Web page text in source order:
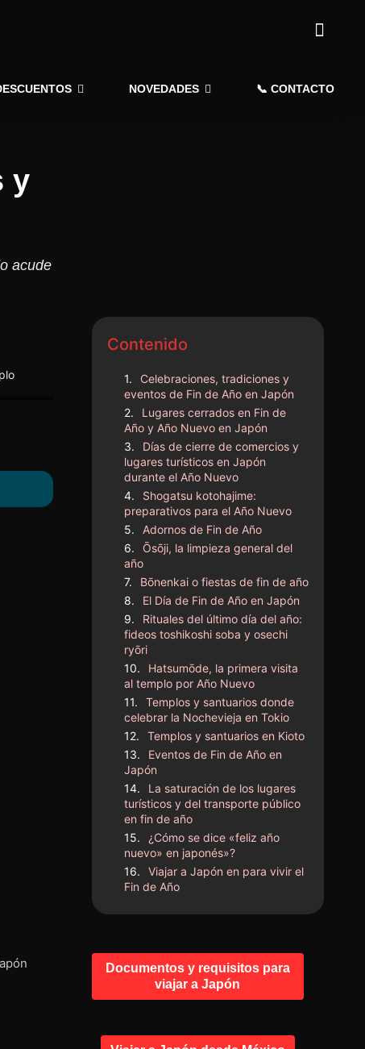
NOVEDADES 📞 CONTACTO
y
acude
Contenido
Celebraciones, tradiciones y
eventos de Fin de Año en Japón
Lugares cerrados en Fin de
Año y Año Nuevo en Japón
Días de cierre de comercios y
lugares turísticos en Japón
durante el Año Nuevo
Shogatsu kotohajime:
preparativos para el Año Nuevo
Adornos de Fin de Año
Ōsōji, la limpieza general del
año
Bōnenkai o fiestas de fin de año
El Día de Fin de Año en Japón
Rituales del último día del año:
fideos toshikoshi soba y osechi
ryōri
Hatsumōde, la primera visita
al templo por Año Nuevo
Templos y santuarios donde
celebrar la Nochevieja en Tokio
Templos y santuarios en Kioto
Eventos de Fin de Año en
Japón
La saturación de los lugares
turísticos y del transporte público
en fin de año
¿Cómo se dice «feliz año
nuevo» en japonés»?
Viajar a Japón en para vivir el
Fin de Año
Documentos y requisitos para
viajar a Japón